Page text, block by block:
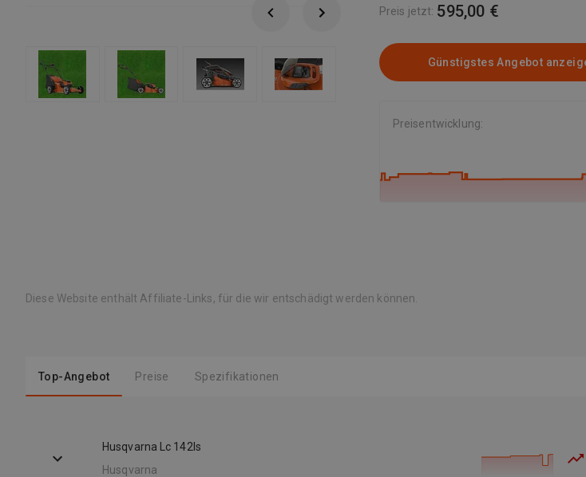
komplexer Rasenfl\u00E4chen. Der
M\u00E4her erm\u00F6glicht es Ihnen
M\u00E4hdecks und des
sich der M\u00E4her leicht
Durch den zusammenklappbaren Holm
Platzbedarf im zusammengeklappten
Preis jetzt: 595,00 €
Günstigstes Angebot
Preisentwicklung:
Diese Website enthält Affiliate-Links, für die wir entschädigt werden können.
Top-Angebot Preise Spezifikationen
Husqvarna Lc 142Is
Husqvarna